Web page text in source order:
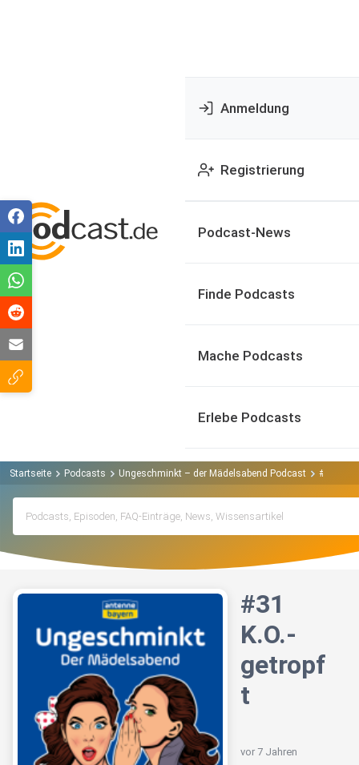
Anmeldung
Registrierung
Podcast-News
Finde Podcasts
Mache Podcasts
Erlebe Podcasts
Startseite Podcasts Ungeschminkt – der Mädelsabend Podcast #31
#31
K.O.-
getropf
t
vor 7 Jahren